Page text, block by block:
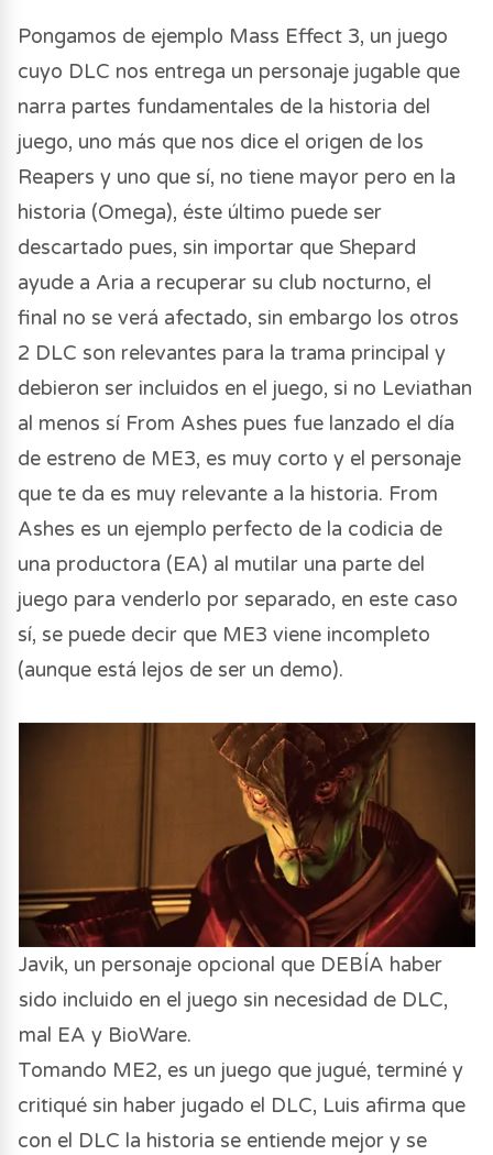
Pongamos de ejemplo Mass Effect 3, un juego
cuyo DLC nos entrega un personaje jugable que
narra partes fundamentales de la historia del
juego, uno más que nos dice el origen de los
Reapers y uno que sí, no tiene mayor pero en la
historia (Omega), éste último puede ser
descartado pues, sin importar que Shepard
ayude a Aria a recuperar su club nocturno, el
final no se verá afectado, sin embargo los otros
2 DLC son relevantes para la trama principal y
debieron ser incluidos en el juego, si no Leviathan
al menos sí From Ashes pues fue lanzado el día
de estreno de ME3, es muy corto y el personaje
que te da es muy relevante a la historia. From
Ashes es un ejemplo perfecto de la codicia de
una productora (EA) al mutilar una parte del
juego para venderlo por separado, en este caso
sí, se puede decir que ME3 viene incompleto
(aunque está lejos de ser un demo).
Javik, un personaje opcional que DEBÍA haber
sido incluido en el juego sin necesidad de DLC,
mal EA y BioWare.
Tomando ME2, es un juego que jugué, terminé y
critiqué sin haber jugado el DLC, Luis afirma que
con el DLC la historia se entiende mejor y se